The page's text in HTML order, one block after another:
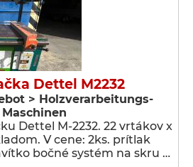
Dettel M2232
> Holzverarbeitungs-
Maschinen
Dettel M-2232. 22 vrtákov x
V cene: 2ks. prítlak
bočné systém na skru …